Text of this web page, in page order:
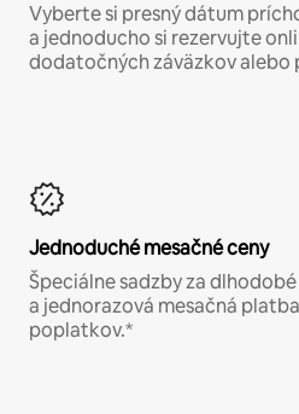
Vyberte si presný dátum
a jednoducho si rezervujte
dodatočných záväzkov alebo
Jednoduché mesačné ceny
Špeciálne sadzby za
a jednorazová mesačná
poplatkov.*